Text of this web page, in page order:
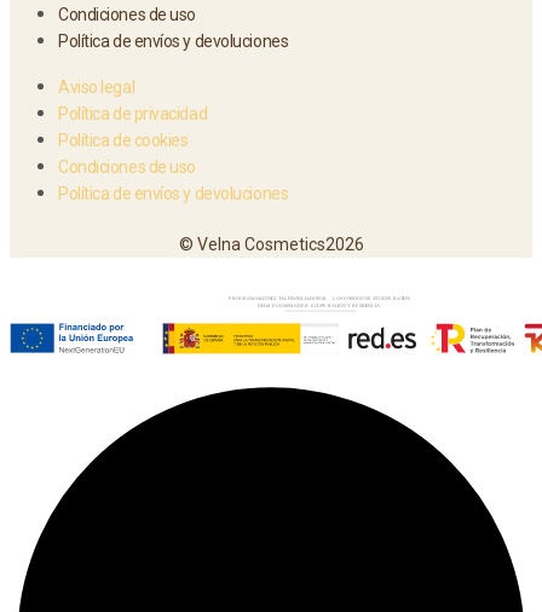
Condiciones de uso
Política de envíos y devoluciones
Aviso legal
Política de privacidad
Política de cookies
Condiciones de uso
Política de envíos y devoluciones
© Velna Cosmetics2026